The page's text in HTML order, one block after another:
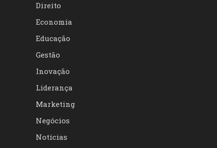
Direito
Economia
Educação
Gestão
Inovação
Liderança
Marketing
Negócios
Notícias